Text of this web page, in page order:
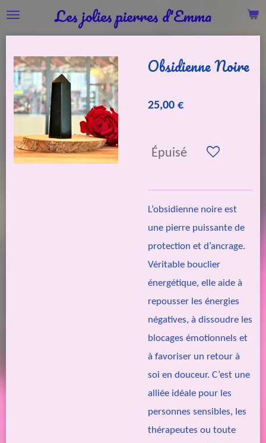
Passer
au
principal
Les jolies pierres d'Emma
Obsidienne Noire
25,00 €
Épuisé
L’obsidienne noire est
une pierre puissante de
protection et d’ancrage.
Véritable bouclier
énergétique, elle aide à
repousser les énergies
négatives, à dissoudre les
blocages émotionnels et
à favoriser un retour à
soi en douceur. C’est une
alliée idéale pour les
personnes sensibles, les
thérapeutes ou toute